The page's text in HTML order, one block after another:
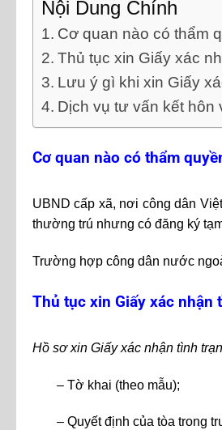
Nội Dung Chính
Cơ quan nào có thẩm
Thủ tục xin Giấy xác
Lưu ý gì khi xin Giấy
Dịch vụ tư vấn kết
Cơ quan nào có thẩm
UBND cấp xã, nơi công dân
thường trú nhưng có đăng ký
Trường hợp công dân nước
Thủ tục xin Giấy xác nhận
Hồ sơ xin Giấy xác nhận tình
– Tờ khai (theo mẫu);
– Quyết định của tòa trong